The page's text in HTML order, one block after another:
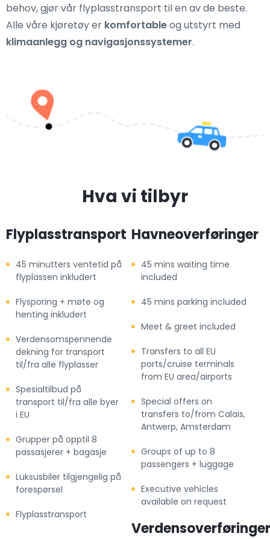
behov, gjør vår flyplasstransport til en av de beste.
Alle våre kjøretøy er komfortableog utstyrt med
klimaanlegg og navigasjonssystemer.
Hva vi tilbyr
Flyplasstransport
45 minutters ventetid på
flyplassen inkludert
Flysporing + møte og
henting inkludert
Verdensomspennende
dekning for transport
til/fra alle flyplasser
Spesialtilbud på
transport til/fra alle byer
i EU
Grupper på opptil 8
passasjerer + bagasje
Luksusbiler tilgjengelig på
forespørsel
Flyplasstransport
Havneoverføringer
45 mins waiting time
included
45 mins parking included
Meet & greet included
Transfers to all EU
ports/cruise terminals
from EU area/airports
Special offers on
transfers to/from Calais,
Antwerp, Amsterdam
Groups of up to 8
passengers + luggage
Executive vehicles
available on request
Verdensoverføringer